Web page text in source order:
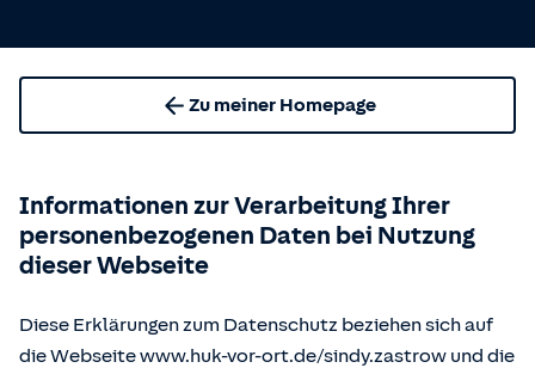
Zu meiner Homepage
Informationen zur Verarbeitung Ihrer
personenbezogenen Daten bei Nutzung
dieser Webseite
Diese Erklärungen zum Datenschutz beziehen sich auf
die Webseite www.huk-vor-ort.de/sindy.zastrow und die